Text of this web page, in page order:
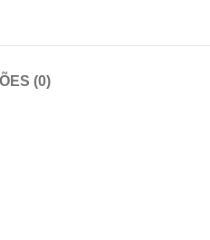
(0)